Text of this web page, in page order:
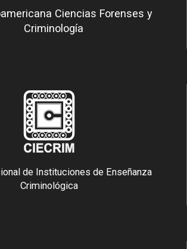
Ciencias Forenses y
Criminología
de Instituciones de Enseñanza
Criminológica